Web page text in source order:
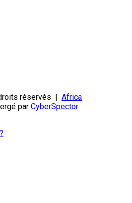
réservés | Africa
par CyberSpector